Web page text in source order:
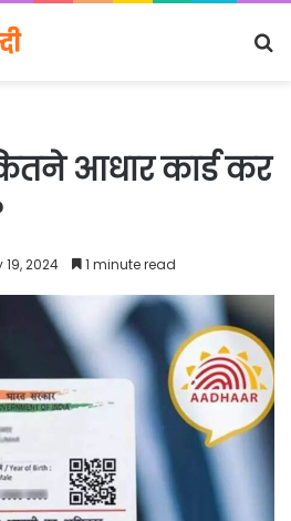
आधार कार्ड कर
2024 1 minute read